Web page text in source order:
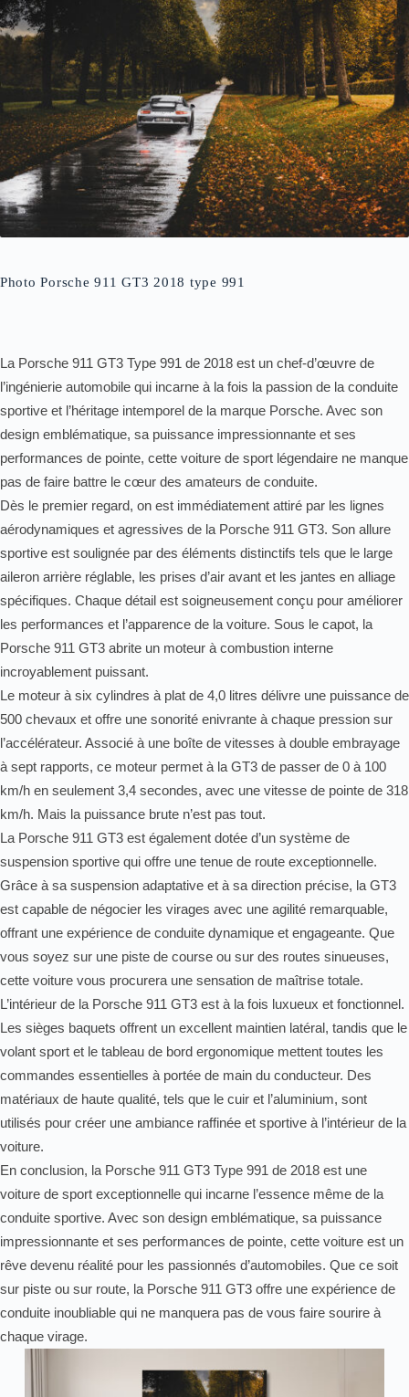
Photo Porsche 911 GT3 2018 type 991
La Porsche 911 GT3 Type 991 de 2018 est un chef-d’œuvre de
l’ingénierie automobile qui incarne à la fois la passion de la conduite
sportive et l’héritage intemporel de la marque Porsche. Avec son
design emblématique, sa puissance impressionnante et ses
performances de pointe, cette voiture de sport légendaire ne manque
pas de faire battre le cœur des amateurs de conduite.
Dès le premier regard, on est immédiatement attiré par les lignes
aérodynamiques et agressives de la Porsche 911 GT3. Son allure
sportive est soulignée par des éléments distinctifs tels que le large
aileron arrière réglable, les prises d’air avant et les jantes en alliage
spécifiques. Chaque détail est soigneusement conçu pour améliorer
les performances et l’apparence de la voiture. Sous le capot, la
Porsche 911 GT3 abrite un moteur à combustion interne
incroyablement puissant.
Le moteur à six cylindres à plat de 4,0 litres délivre une puissance de
500 chevaux et offre une sonorité enivrante à chaque pression sur
l’accélérateur. Associé à une boîte de vitesses à double embrayage
à sept rapports, ce moteur permet à la GT3 de passer de 0 à 100
km/h en seulement 3,4 secondes, avec une vitesse de pointe de 318
km/h. Mais la puissance brute n’est pas tout.
La Porsche 911 GT3 est également dotée d’un système de
suspension sportive qui offre une tenue de route exceptionnelle.
Grâce à sa suspension adaptative et à sa direction précise, la GT3
est capable de négocier les virages avec une agilité remarquable,
offrant une expérience de conduite dynamique et engageante. Que
vous soyez sur une piste de course ou sur des routes sinueuses,
cette voiture vous procurera une sensation de maîtrise totale.
L’intérieur de la Porsche 911 GT3 est à la fois luxueux et fonctionnel.
Les sièges baquets offrent un excellent maintien latéral, tandis que le
volant sport et le tableau de bord ergonomique mettent toutes les
commandes essentielles à portée de main du conducteur. Des
matériaux de haute qualité, tels que le cuir et l’aluminium, sont
utilisés pour créer une ambiance raffinée et sportive à l’intérieur de la
voiture.
En conclusion, la Porsche 911 GT3 Type 991 de 2018 est une
voiture de sport exceptionnelle qui incarne l’essence même de la
conduite sportive. Avec son design emblématique, sa puissance
impressionnante et ses performances de pointe, cette voiture est un
rêve devenu réalité pour les passionnés d’automobiles. Que ce soit
sur piste ou sur route, la Porsche 911 GT3 offre une expérience de
conduite inoubliable qui ne manquera pas de vous faire sourire à
chaque virage.